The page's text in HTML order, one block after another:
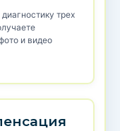
трех
и видео